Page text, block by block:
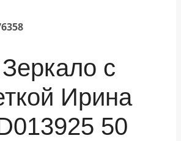
с
Ирина
50